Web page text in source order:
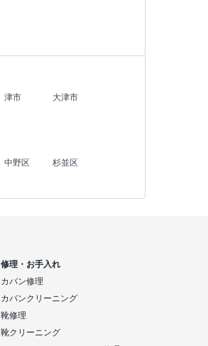
津市
大津市
中野区
杉並区
修理・お手入れ
カバン修理
カバンクリーニング
靴修理
靴クリーニング